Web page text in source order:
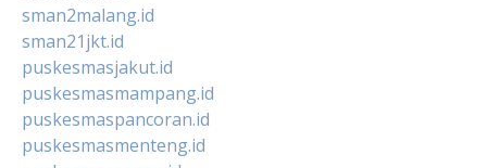
sman2malang.id
sman21jkt.id
puskesmasjakut.id
puskesmasmampang.id
puskesmaspancoran.id
puskesmasmenteng.id